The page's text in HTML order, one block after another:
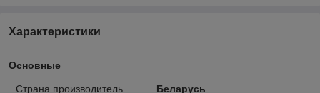
Характеристики
Основные
Страна производитель
Беларусь